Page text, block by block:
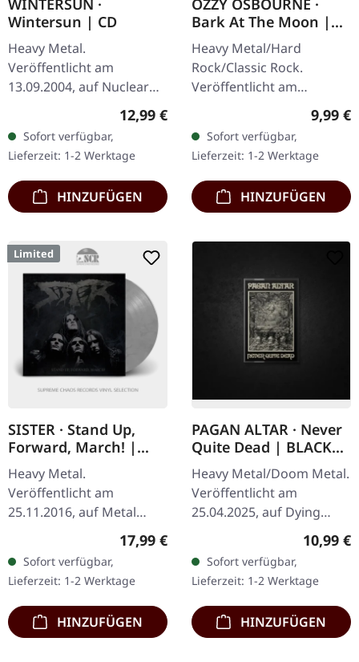
WINTERSUN ·
Wintersun | CD
Heavy Metal.
Veröffentlicht am
13.09.2004, auf Nuclear
Blast Records. CD im
Jewelcase mit 12-seitigem
Booklet. Was passiert,
wenn ein…
Regulärer Preis:
12,99 €
Sofort verfügbar,
Lieferzeit: 1-2 Werktage
HINZUFÜGEN
OZZY OSBOURNE ·
Bark At The Moon |
CD
Heavy Metal/Hard
Rock/Classic Rock.
Veröffentlicht am
24.06.2002, auf Sony
Music. CD im Jewelcase.
"Bark At The Moon" steht
als eines der…
9,99 €
Sofort verfügbar,
Lieferzeit: 1-2 Werktage
HINZUFÜGEN
Limited
SISTER · Stand Up,
Forward, March! |
GREY MARBLED LP
Heavy Metal.
Veröffentlicht am
25.11.2016, auf Metal
Blade Records. Grey
marbled vinyl incl. lyrics
insert, limited to 200
copies. SISTER melden
sich…
Regulärer Preis:
17,99 €
Sofort verfügbar,
Lieferzeit: 1-2 Werktage
HINZUFÜGEN
PAGAN ALTAR · Never
Quite Dead | BLACK
TAPE
Heavy Metal/Doom Metal.
Veröffentlicht am
25.04.2025, auf Dying
Victims Productions.
Musik-Kassette mit
Aufkleber, Button. Pagan
Altar kehren aus dem…
10,99 €
Sofort verfügbar,
Lieferzeit: 1-2 Werktage
HINZUFÜGEN